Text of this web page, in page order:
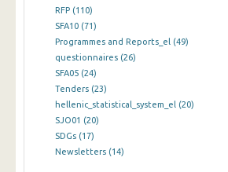
RFP (110)
SFA10 (71)
Programmes and Reports_el (49)
questionnaires (26)
SFA05 (24)
Tenders (23)
hellenic_statistical_system_el (20)
SJO01 (20)
SDGs (17)
Newsletters (14)